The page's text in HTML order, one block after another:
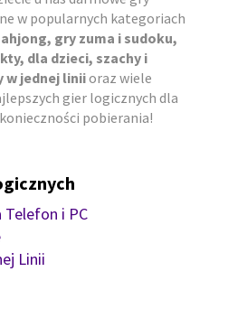
w popularnych kategoriach
gry zuma i sudoku,
dla dzieci, szachy i
w jednej liniioraz wiele
gier logicznych dla
pobierania!
Telefon i PC
Linii